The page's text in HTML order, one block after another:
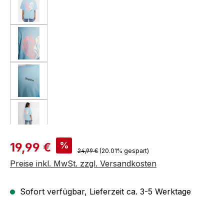
Verkaufspreis:
19,99 € % Regulärer Preis:
24,99 € (20.01% gespart)
Preise inkl. MwSt. zzgl. Versandkosten
Sofort verfügbar, Lieferzeit ca. 3-5 Werktage